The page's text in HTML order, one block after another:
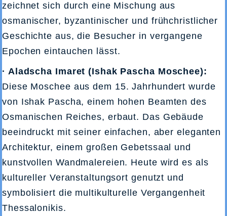
zeichnet sich durch eine Mischung aus
osmanischer, byzantinischer und frühchristlicher
Geschichte aus, die Besucher in vergangene
Epochen eintauchen lässt.
· Aladscha Imaret (Ishak Pascha Moschee):
Diese Moschee aus dem 15. Jahrhundert wurde
von Ishak Pascha, einem hohen Beamten des
Osmanischen Reiches, erbaut. Das Gebäude
beeindruckt mit seiner einfachen, aber eleganten
Architektur, einem großen Gebetssaal und
kunstvollen Wandmalereien. Heute wird es als
kultureller Veranstaltungsort genutzt und
symbolisiert die multikulturelle Vergangenheit
Thessalonikis.